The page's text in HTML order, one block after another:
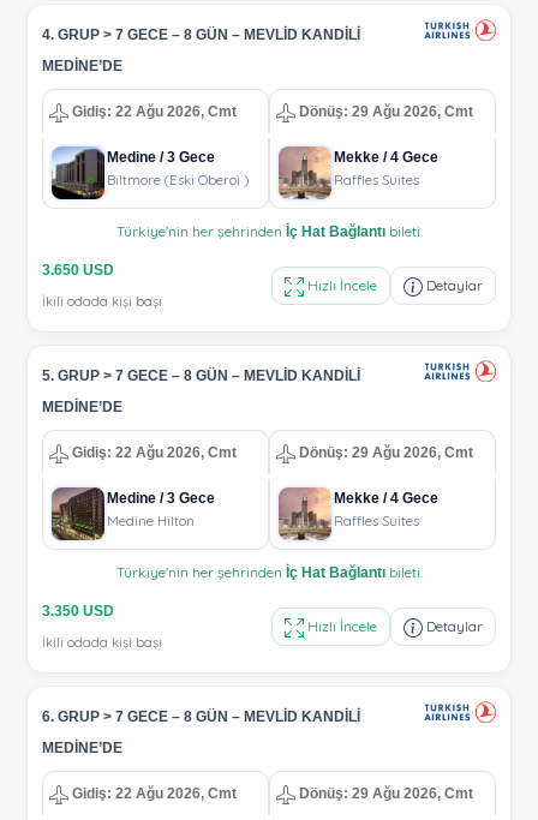
4. GRUP > 7 GECE – 8 GÜN – MEVLİD KANDİLİ
MEDİNE’DE
Gidiş: 22 Ağu 2026, Cmt Dönüş: 29 Ağu 2026, Cmt
Medine / 3 Gece
Biltmore (Eski Oberoi )
Mekke / 4 Gece
Raffles Suites
Türkiye'nin her şehrinden İç Hat Bağlantıbileti.
3.650 USD
İkili odada kişi başı
Hızlı İncele Detaylar
5. GRUP > 7 GECE – 8 GÜN – MEVLİD KANDİLİ
MEDİNE’DE
Gidiş: 22 Ağu 2026, Cmt Dönüş: 29 Ağu 2026, Cmt
Medine / 3 Gece
Medine Hilton
Mekke / 4 Gece
Raffles Suites
Türkiye'nin her şehrinden İç Hat Bağlantıbileti.
3.350 USD
İkili odada kişi başı
Hızlı İncele Detaylar
6. GRUP > 7 GECE – 8 GÜN – MEVLİD KANDİLİ
MEDİNE’DE
Gidiş: 22 Ağu 2026, Cmt Dönüş: 29 Ağu 2026, Cmt